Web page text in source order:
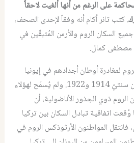
على الرغم من أنها أُلغيت لاحقاً
. كتب تانر أكام أنه وفقاً لإحدى الصحف،
السكان الروم والأرمن المُتبقّين في
مصطفى كمال.
لمغادرة أوطان أجدادهم في إيونيا
والبُنطس وثراقيا الشرقية بين سنتيّ 1914 و1922. ولم يُسمَح لهؤلاء
الروم ذوي الجذور الأناضولية، أن
عام 1923 عندما وُقعت اتفاقية تبادل السكان بين تركيا
فانتقل المواطنون الأرثوذكس الروم في